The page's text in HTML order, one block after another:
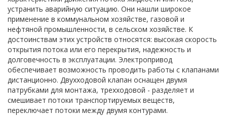
устранить аварийную ситуацию. Они нашли широкое
применение в коммунальном хозяйстве, газовой и
нефтяной промышленности, в сельском хозяйстве. К
достоинствам этих устройств относятся: высокая скорость
открытия потока или его перекрытия, надежность и
долговечность в эксплуатации. Электропривод
обеспечивает возможность проводить работы с клапанами
дистанционно. Двухходовой клапан оснащен двумя
патрубками для монтажа, трехходовой - разделяет и
смешивает потоки транспортируемых веществ,
переключает потоки между двумя контурами.